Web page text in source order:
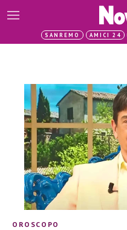
SANREMO AMICI 24
OROSCOPO